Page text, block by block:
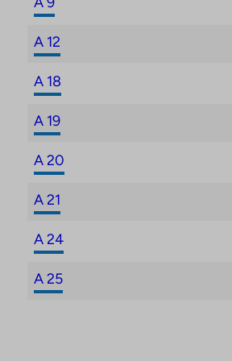
A 12
A 18
A 19
A 20
A 21
A 24
A 25